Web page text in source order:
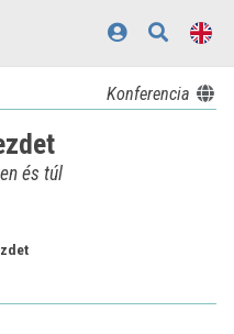
Konferencia
és túl